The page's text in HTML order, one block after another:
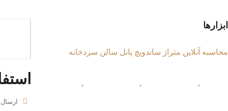
ابزارها
محاسبه آنلاین متراژ ساندویچ پانل سالن سردخانه